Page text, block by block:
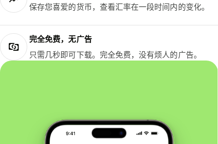
保存您喜爱的货币，查看汇率在一段时间内的变化。
完全免费，无广告
只需几秒即可下载。完全免费，没有烦人的广告。